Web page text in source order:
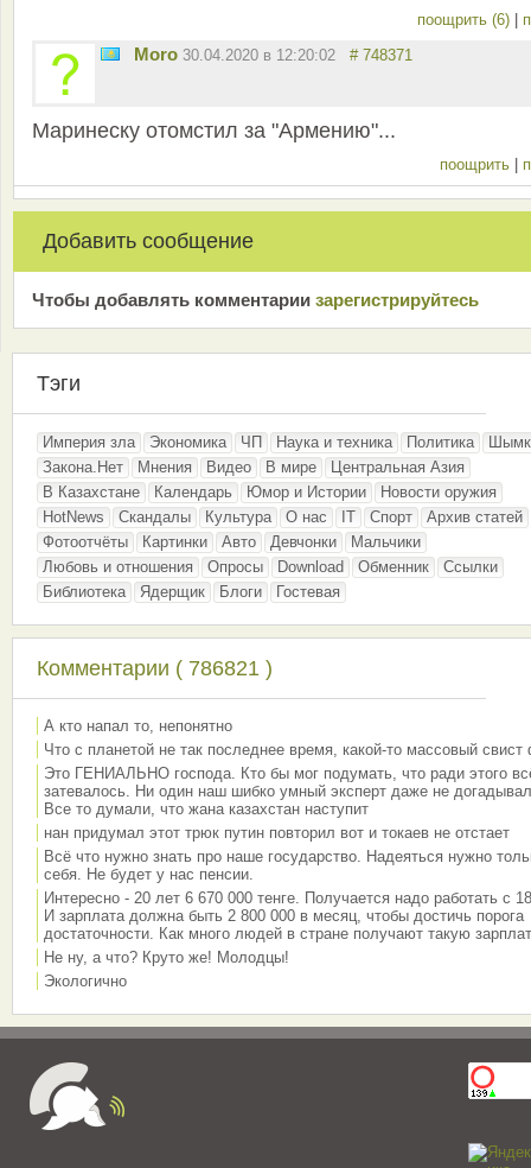
поощрить (6)
Moro 30.04.2020 в 12:20:02 # 748371
Маринеску отомстил за "Армению"...
поощрить
Добавить сообщение
Чтобы добавлять комментарии зарeгиcтрирyйтeсь
Тэги
Империя зла Экономика ЧП Наука и техника Политика
Закона.Нет
Мнения Видео В мире
Центральная Азия
В Казахстане
Календарь Юмор и Истории
Новости оружия
HotNews
Скандалы Культура О нас IT Спорт
Архив статей
Фотоотчёты
Картинки Авто Девчонки
Мальчики
Любовь и отношения
Опросы Download Обменник
Ссылки
Библиотека
Ядерщик Блоги Гостевая
Комментарии ( 786821 )
А кто напал то, непонятно
Что с планетой не так последнее время, какой-то массовый свист
Это ГЕНИАЛЬНО господа. Кто бы мог подумать, что ради этого
затевалось. Ни один наш шибко умный эксперт даже не
Все то думали, что жана казахстан наступит
нан придумал этот трюк путин повторил вот и токаев не отстает
Всё что нужно знать про наше государство. Надеяться нужно
себя. Не будет у нас пенсии.
Интересно - 20 лет 6 670 000 тенге. Получается надо работать с
И зарплата должна быть 2 800 000 в месяц, чтобы достичь порога
достаточности. Как много людей в стране получают такую
Не ну, а что? Круто же! Молодцы!
Экологично